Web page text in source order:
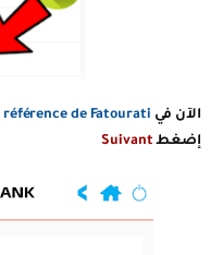
الآن في
إضغط Suivant